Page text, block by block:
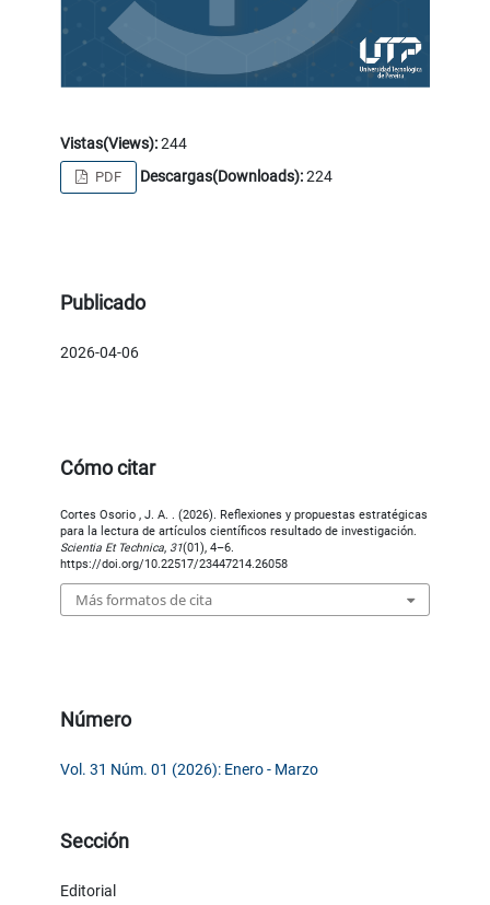
Vistas(Views):244
PDF Descargas(Downloads):224
Publicado
2026-04-06
Cómo citar
Cortes Osorio , J. A. . (2026). Reflexiones y propuestas estratégicas
para la lectura de artículos científicos resultado de investigación.
Scientia Et Technica, 31(01), 4–6.
https://doi.org/10.22517/23447214.26058
Más formatos de cita
Número
Vol. 31 Núm. 01 (2026): Enero - Marzo
Sección
Editorial